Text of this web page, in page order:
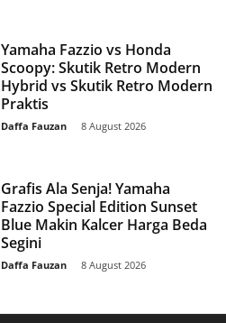
Yamaha Fazzio vs Honda
Scoopy: Skutik Retro Modern
Hybrid vs Skutik Retro Modern
Praktis
Daffa Fauzan 8 August 2026
Grafis Ala Senja! Yamaha
Fazzio Special Edition Sunset
Blue Makin Kalcer Harga Beda
Segini
Daffa Fauzan 8 August 2026